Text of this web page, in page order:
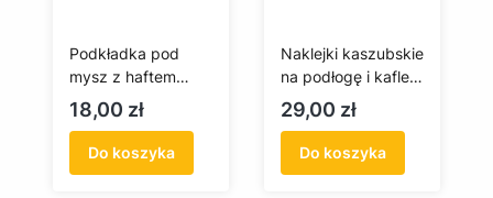
Podkładka pod
mysz z haftem
kaszubskim
(złotnica)
Cena
18,00 zł
Do koszyka
Naklejki kaszubskie
na podłogę i kafle
(haft wejherowski)
Cena
29,00 zł
Do koszyka